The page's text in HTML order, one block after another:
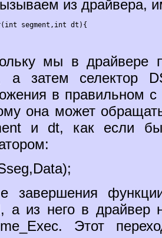
из драйвера,
segment,int dt){
мы в драйвере
а затем селектор
в правильном с
она может
и dt, как если
завершения
а из него в драйвер
Этот